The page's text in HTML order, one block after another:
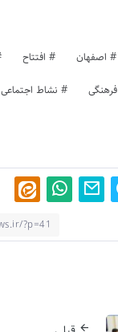
اصفهان افتتاح
فرهنگی نشاط اجتماعی